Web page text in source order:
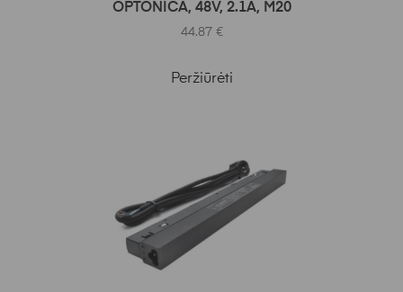
OPTONICA, 48V, 2.1A, M20
44.87 €
Peržiūrėti